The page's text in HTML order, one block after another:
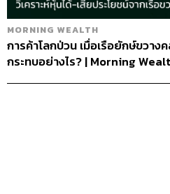
MORNING WEALTH
การค้าโลกป่วน เมื่อเรือยักษ์ขวาง
กระทบอย่างไร? | Morning